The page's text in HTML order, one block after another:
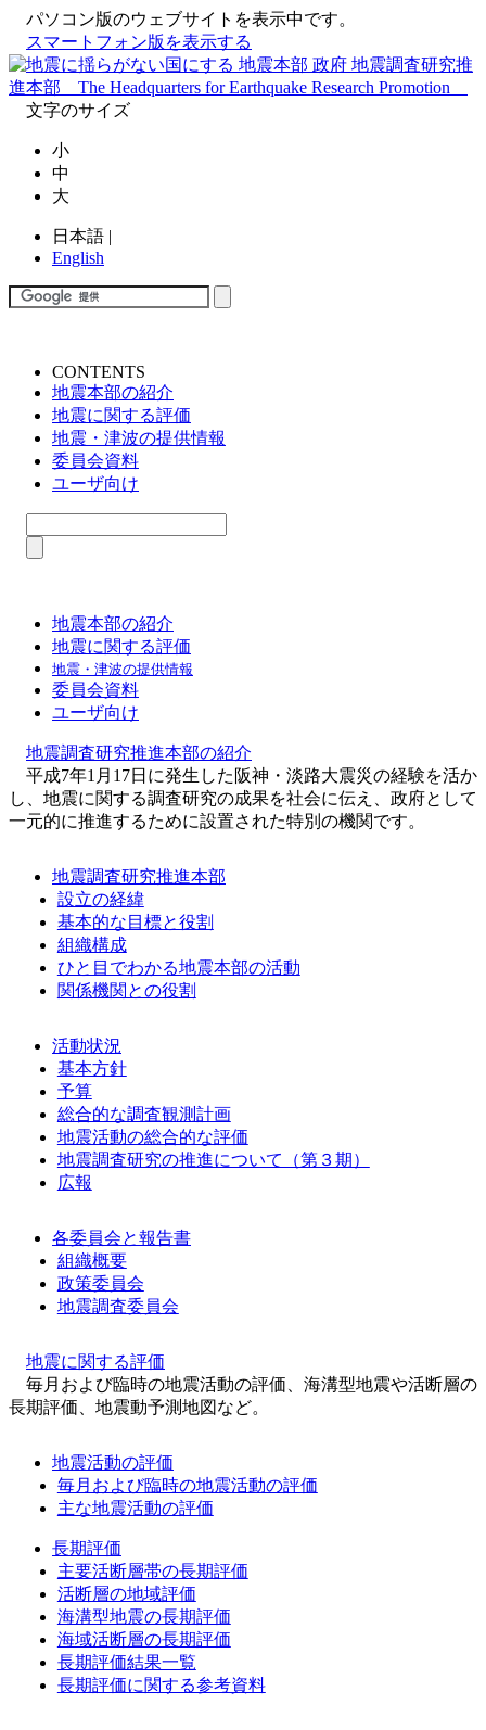
パソコン版のウェブサイトを表示中です。
スマートフォン版を表示する
文字のサイズ
小
中
大
日本語 |
English
CONTENTS
地震本部の紹介
地震に関する評価
地震・津波の提供情報
委員会資料
ユーザ向け
地震本部の紹介
地震に関する評価
地震・津波の提供情報
委員会資料
ユーザ向け
地震調査研究推進本部の紹介
平成7年1月17日に発生した阪神・淡路大震災の経験を活か
し、地震に関する調査研究の成果を社会に伝え、政府として
一元的に推進するために設置された特別の機関です。
地震調査研究推進本部
設立の経緯
基本的な目標と役割
組織構成
ひと目でわかる地震本部の活動
関係機関との役割
活動状況
基本方針
予算
総合的な調査観測計画
地震活動の総合的な評価
地震調査研究の推進について（第３期）
広報
各委員会と報告書
組織概要
政策委員会
地震調査委員会
地震に関する評価
毎月および臨時の地震活動の評価、海溝型地震や活断層の
長期評価、地震動予測地図など。
地震活動の評価
毎月および臨時の地震活動の評価
主な地震活動の評価
長期評価
主要活断層帯の長期評価
活断層の地域評価
海溝型地震の長期評価
海域活断層の長期評価
長期評価結果一覧
長期評価に関する参考資料